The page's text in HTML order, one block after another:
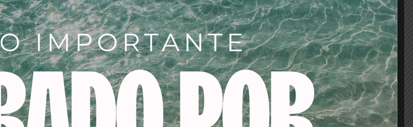
Añadir a la lista de deseos
SKU:203300
Categorías:PELUQUERIA,tintes/baño de color/oxigenadas